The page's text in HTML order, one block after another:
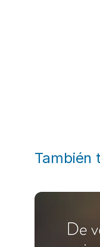
También